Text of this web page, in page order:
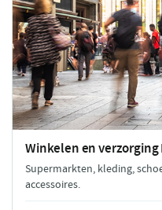
Winkelen en verzorging
Supermarkten, kleding,
accessoires.